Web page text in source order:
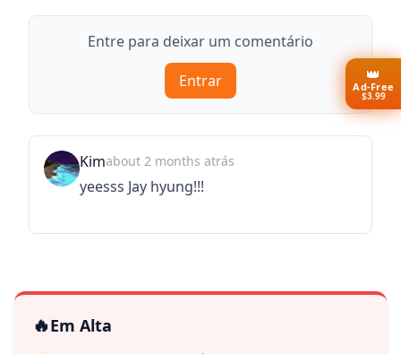
Entre para deixar um comentário
Entrar
Kimabout 2 months atrás
yeesss Jay hyung!!!
🔥Em Alta
👑
Ad-Free
$3.99